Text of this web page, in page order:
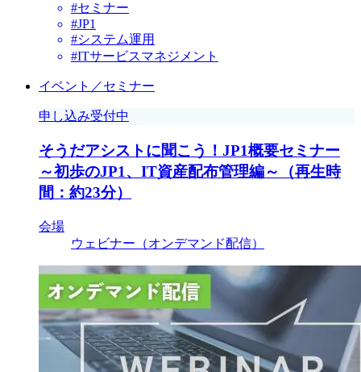
#セミナー
#JP1
#システム運用
#ITサービスマネジメント
イベント／セミナー
申し込み受付中
そうだアシストに聞こう！JP1概要セミナー
～初歩のJP1、IT資産配布管理編～（再生時
間：約23分）
会場
ウェビナー（オンデマンド配信）